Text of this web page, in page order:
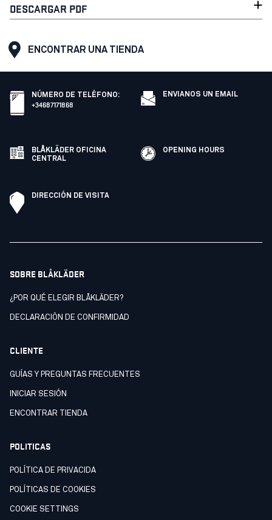
DESCARGAR PDF
ENCONTRAR UNA TIENDA
NÚMERO DE TELÉFONO:
+34687171868
ENVIANOS UN EMAIL
BLÅKLÄDER OFICINA
CENTRAL
OPENING HOURS
DIRECCIÓN DE VISITA
SOBRE BLÅKLÄDER
¿POR QUÉ ELEGIR BLÅKLÄDER?
DECLARACIÒN DE CONFIRMIDAD
CLIENTE
GUÍAS Y PREGUNTAS FRECUENTES
INICIAR SESIÓN
ENCONTRAR TIENDA
POLITICAS
POLÍTICA DE PRIVACIDA
POLÍTICAS DE COOKIES
COOKIE SETTINGS